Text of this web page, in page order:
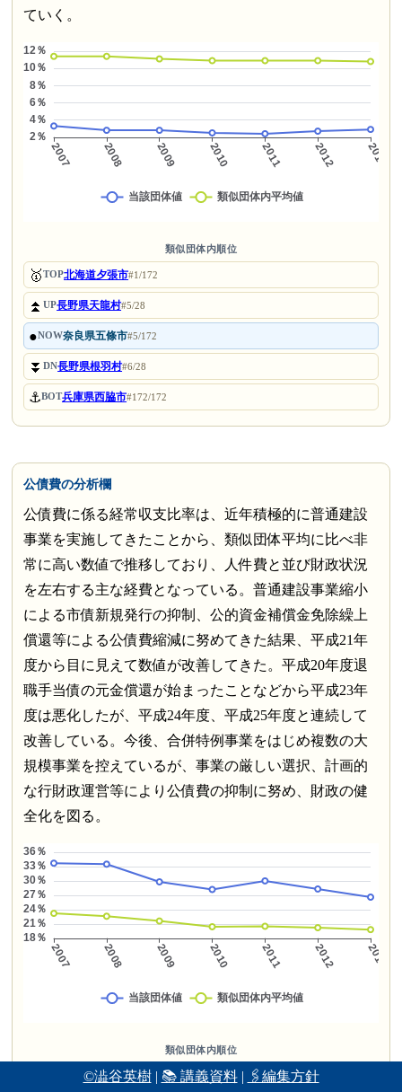
©澁谷英樹| 📚 講義資料| 🖇編集方針
ていく。
類似団体内順位
🥇TOP北海道夕張市#1/172
⏫UP長野県天龍村#5/28
●NOW奈良県五條市#5/172
⏬DN長野県根羽村#6/28
⚓BOT兵庫県西脇市#172/172
公債費の分析欄
公債費に係る経常収支比率は、近年積極的に普通建設
事業を実施してきたことから、類似団体平均に比べ非
常に高い数値で推移しており、人件費と並び財政状況
を左右する主な経費となっている。普通建設事業縮小
による市債新規発行の抑制、公的資金補償金免除繰上
償還等による公債費縮減に努めてきた結果、平成21年
度から目に見えて数値が改善してきた。平成20年度退
職手当債の元金償還が始まったことなどから平成23年
度は悪化したが、平成24年度、平成25年度と連続して
改善している。今後、合併特例事業をはじめ複数の大
規模事業を控えているが、事業の厳しい選択、計画的
な行財政運営等により公債費の抑制に努め、財政の健
全化を図る。
類似団体内順位
岐阜県本巣市#1/172